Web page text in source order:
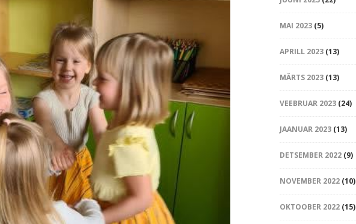
MAI 2023(5)
APRILL 2023(13)
MÄRTS 2023(13)
VEEBRUAR 2023(24)
JAANUAR 2023(13)
DETSEMBER 2022(9)
NOVEMBER 2022(10)
OKTOOBER 2022(15)